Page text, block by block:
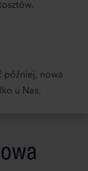
później, nowa
u Nas.